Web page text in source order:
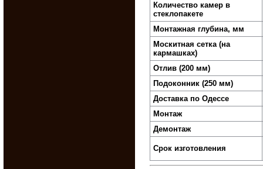
Количество камер в
стеклопакете
Монтажная глубина, мм
Москитная сетка (на
кармашках)
Отлив (200 мм)
Подоконник (250 мм)
Доставка по Одессе
Монтаж
Демонтаж
Срок изготовления